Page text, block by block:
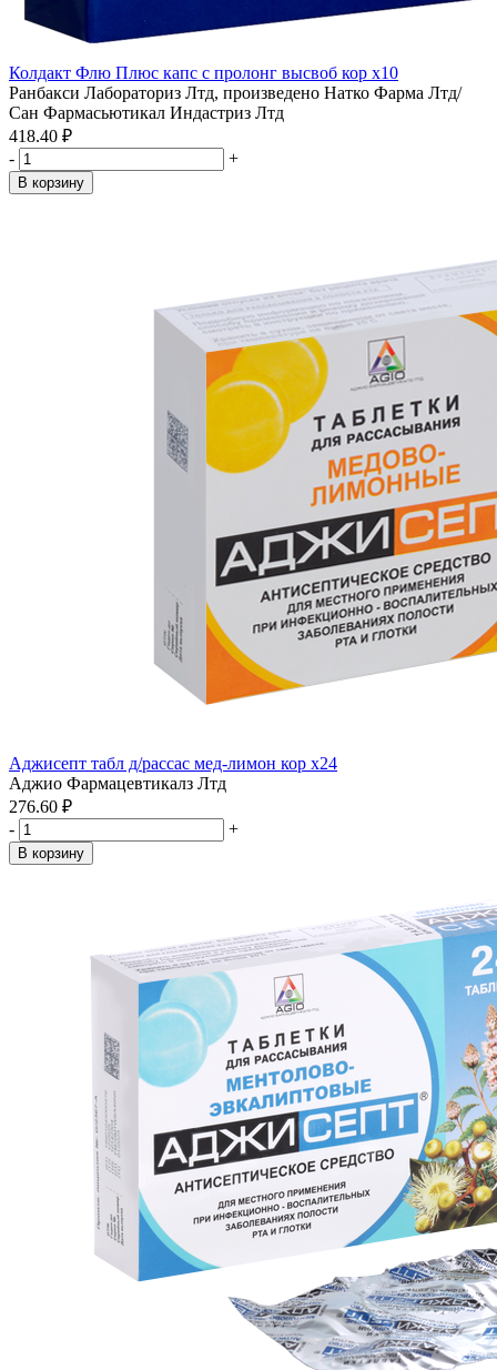
Колдакт Флю Плюс капс с пролонг высвоб кор x10
Ранбакси Лабораториз Лтд, произведено Натко Фарма Лтд/
Сан Фармасьютикал Индастриз Лтд
418.40 ₽
-
+
В корзину
Аджисепт табл д/рассас мед-лимон кор x24
Аджио Фармацевтикалз Лтд
276.60 ₽
-
+
В корзину